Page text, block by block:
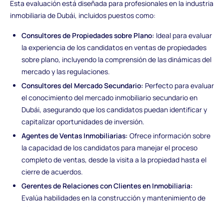
Esta evaluación está diseñada para profesionales en la industria
inmobiliaria de Dubái, incluidos puestos como:
Consultores de Propiedades sobre Plano: Ideal para evaluar
la experiencia de los candidatos en ventas de propiedades
sobre plano, incluyendo la comprensión de las dinámicas del
mercado y las regulaciones.
Consultores del Mercado Secundario: Perfecto para evaluar
el conocimiento del mercado inmobiliario secundario en
Dubái, asegurando que los candidatos puedan identificar y
capitalizar oportunidades de inversión.
Agentes de Ventas Inmobiliarias: Ofrece información sobre
la capacidad de los candidatos para manejar el proceso
completo de ventas, desde la visita a la propiedad hasta el
cierre de acuerdos.
Gerentes de Relaciones con Clientes en Inmobiliaria:
Evalúa habilidades en la construcción y mantenimiento de